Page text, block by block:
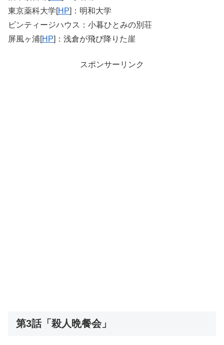
東京薬科大学[HP]：明和大学
ビンティージハウス：小暮ひとみの別荘
屏風ヶ浦[HP]：浅倉が飛び降りた崖
スポンサーリンク
第3話「殺人晩餐会」